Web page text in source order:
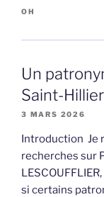
OH
Un
Saint-
3 MARS 2026
Introduction Je
recherches sur
si certains